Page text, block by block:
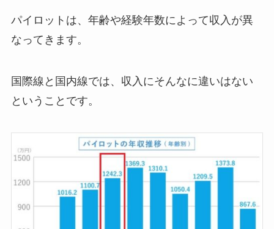
パイロットは、年齢や経験年数によって収入が異
なってきます。
国際線と国内線では、収入にそんなに違いはない
ということです。